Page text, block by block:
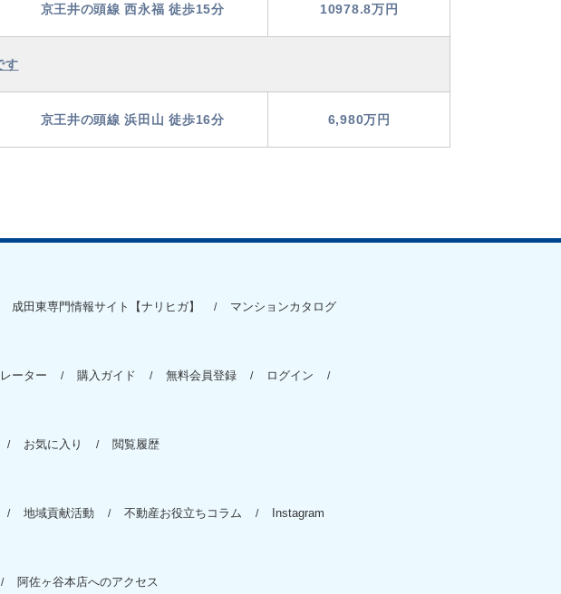
京王井の頭線 西永福 徒歩15分 10978.8万円
す
京王井の頭線 浜田山 徒歩16分 6,980万円
成田東専門情報サイト【ナリヒガ】 マンションカタログ
ーター 購入ガイド 無料会員登録 ログイン
お気に入り 閲覧履歴
地域貢献活動 不動産お役立ちコラム Instagram
阿佐ヶ谷本店へのアクセス